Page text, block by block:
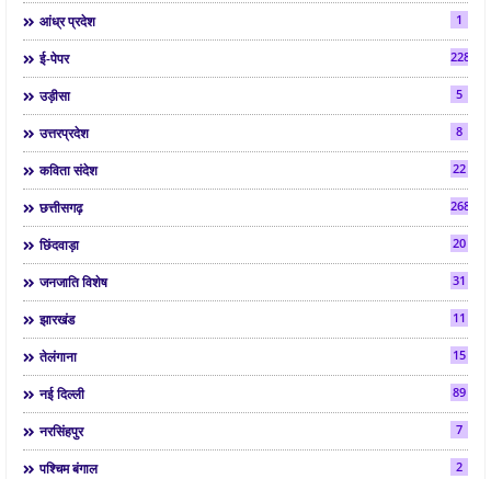
आंध्र प्रदेश 1
ई-पेपर 2286
उड़ीसा 5
उत्तरप्रदेश 8
कविता संदेश 22
छत्तीसगढ़ 268
छिंदवाड़ा 20
जनजाति विशेष 31
झारखंड 11
तेलंगाना 15
नई दिल्ली 89
नरसिंहपुर 7
पश्चिम बंगाल 2